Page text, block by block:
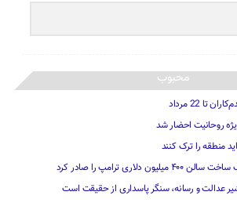
محبوب
روحانیت احضار شد
منطقه را ترک کنند
دلاری ترامپ را صادر کرد
عدالت و رسانه، سنگر پاسداری از حقیقت است